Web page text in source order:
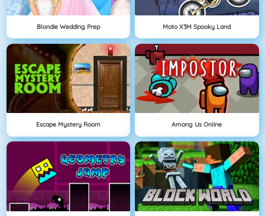
Blondie Wedding Prep Moto X3M Spooky Land
Escape Mystery Room Among Us Online